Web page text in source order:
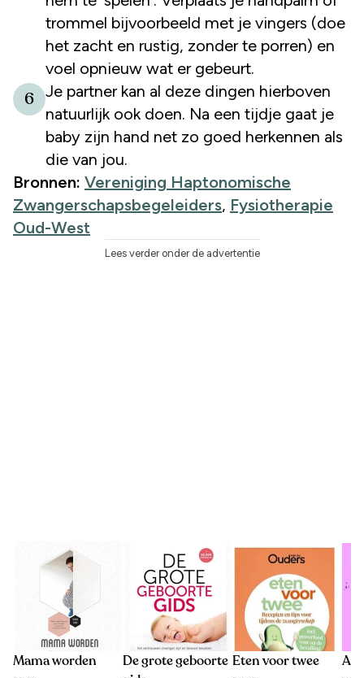
trommel bijvoorbeeld met je vingers (doe
het zacht en rustig, zonder te porren) en
voel opnieuw wat er gebeurt.
6
Je partner kan al deze dingen hierboven
natuurlijk ook doen. Na een tijdje gaat je
baby zijn hand net zo goed herkennen als
die van jou.
Bronnen: Vereniging Haptonomische
Zwangerschapsbegeleiders, Fysiotherapie
Oud-West
Lees verder onder de advertentie
Mama worden
De grote geboorte Eten voor twee